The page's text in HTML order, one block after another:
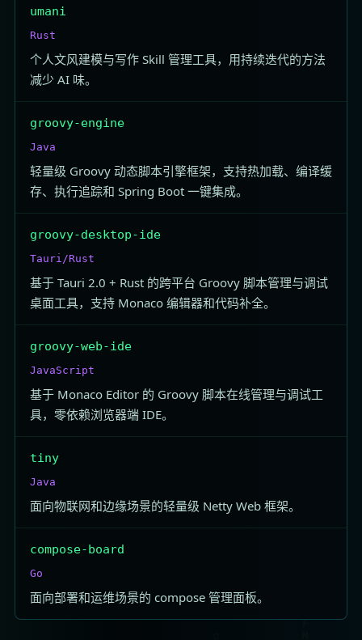
umani
Rust
个人文风建模与写作 Skill 管理工具，用持续迭代的方法
减少 AI 味。
groovy-engine
Java
轻量级 Groovy 动态脚本引擎框架，支持热加载、编译缓
存、执行追踪和 Spring Boot 一键集成。
groovy-desktop-ide
Tauri/Rust
基于 Tauri 2.0 + Rust 的跨平台 Groovy 脚本管理与调试
桌面工具，支持 Monaco 编辑器和代码补全。
groovy-web-ide
JavaScript
基于 Monaco Editor 的 Groovy 脚本在线管理与调试工
具，零依赖浏览器端 IDE。
tiny
Java
面向物联网和边缘场景的轻量级 Netty Web 框架。
compose-board
Go
面向部署和运维场景的 compose 管理面板。